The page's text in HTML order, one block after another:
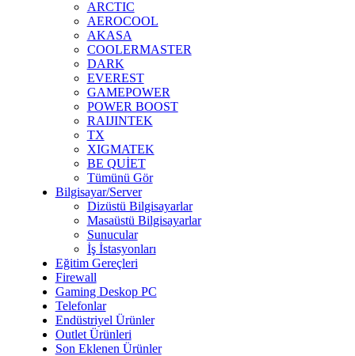
ARCTIC
AEROCOOL
AKASA
COOLERMASTER
DARK
EVEREST
GAMEPOWER
POWER BOOST
RAIJINTEK
TX
XIGMATEK
BE QUİET
Tümünü Gör
Bilgisayar/Server
Dizüstü Bilgisayarlar
Masaüstü Bilgisayarlar
Sunucular
İş İstasyonları
Eğitim Gereçleri
Firewall
Gaming Deskop PC
Telefonlar
Endüstriyel Ürünler
Outlet Ürünleri
Son Eklenen Ürünler